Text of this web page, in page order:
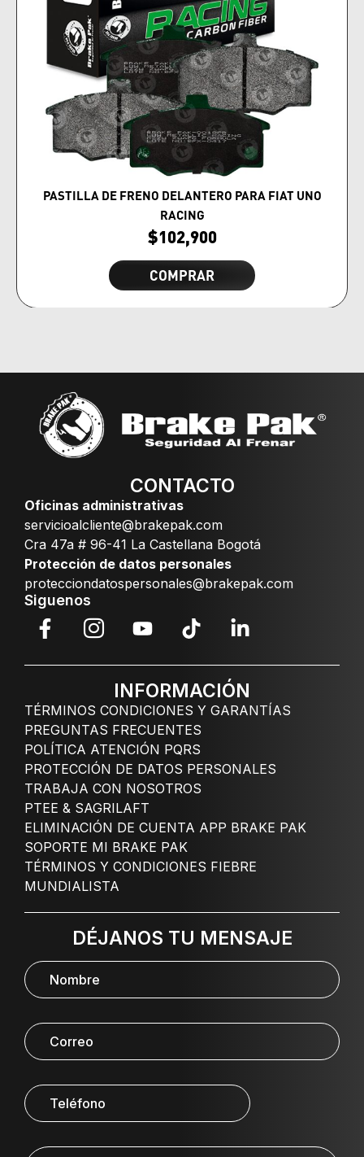
PASTILLA DE FRENO DELANTERO PARA FIAT UNO
RACING
$102,900
COMPRAR
CONTACTO
Oficinas administrativas
servicioalcliente@brakepak.com
Cra 47a # 96-41 La Castellana Bogotá
Protección de datos personales
protecciondatospersonales@brakepak.com
Siguenos
INFORMACIÓN
TÉRMINOS CONDICIONES Y GARANTÍAS
PREGUNTAS FRECUENTES
POLÍTICA ATENCIÓN PQRS
PROTECCIÓN DE DATOS PERSONALES
TRABAJA CON NOSOTROS
PTEE & SAGRILAFT
ELIMINACIÓN DE CUENTA APP BRAKE PAK
SOPORTE MI BRAKE PAK
TÉRMINOS Y CONDICIONES FIEBRE
MUNDIALISTA
DÉJANOS TU MENSAJE